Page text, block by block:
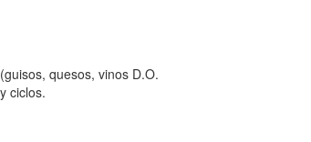
quesos, vinos D.O.
ciclos.